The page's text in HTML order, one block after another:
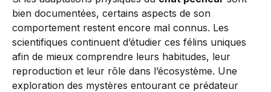
bien documentées, certains aspects de son
comportement restent encore mal connus. Les
scientifiques continuent d’étudier ces félins uniques
afin de mieux comprendre leurs habitudes, leur
reproduction et leur rôle dans l’écosystème. Une
exploration des mystères entourant ce prédateur